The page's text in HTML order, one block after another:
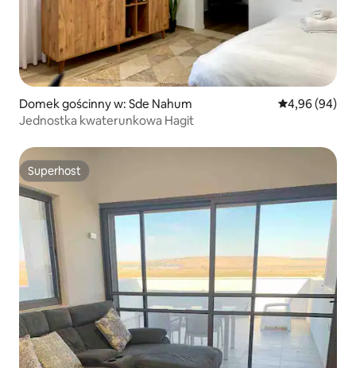
Domek gościnny w: Sde Nahum Średnia
4,96 (94)
Jednostka kwaterunkowa Hagit
Superhost
Superhost